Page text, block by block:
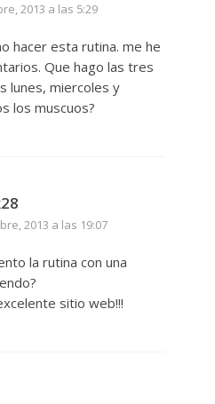
2013 a las 5:29
hacer esta rutina. me he
Que hago las tres
lunes, miercoles y
los muscuos?
2013 a las 19:07
la rutina con una
sitio web!!!